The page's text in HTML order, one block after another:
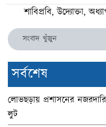
শাবিপ্রবি, উদ্যোক্তা,
সর্বশেষ
লোভছড়ায় প্রশাসনের
লুট